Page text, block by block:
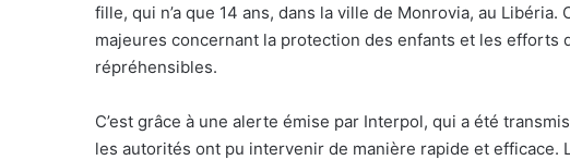
fille, qui n’a que 14 ans, dans la ville de Monrovia, au
majeures concernant la protection des enfants et les
répréhensibles.
C’est grâce à une alerte émise par Interpol, qui a été
les autorités ont pu intervenir de manière rapide et efficace.